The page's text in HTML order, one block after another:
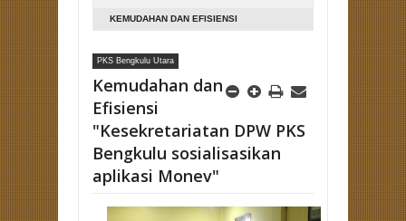
KEMUDAHAN DAN EFISIENSI
SOSIALISASIKAN APLIKASI MONEV"
PKS Bengkulu Utara
Kemudahan dan
Efisiensi
"Kesekretariatan DPW PKS
Bengkulu sosialisasikan
aplikasi Monev"